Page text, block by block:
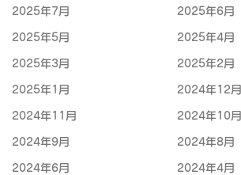
2025年7月 2025年6月
2025年5月 2025年4月
2025年3月 2025年2月
2025年1月 2024年12月
2024年11月 2024年10月
2024年9月 2024年8月
2024年6月 2024年4月